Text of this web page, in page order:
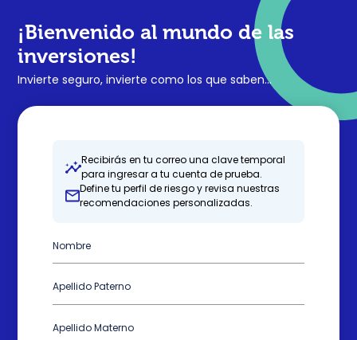
¡Bienvenido al mundo de las
inversiones!
Invierte seguro, invierte como los que saben...
Recibirás en tu correo una clave temporal
para ingresar a tu cuenta de prueba.
Define tu perfil de riesgo y revisa nuestras
recomendaciones personalizadas.
Nombre
Apellido Paterno
Apellido Materno